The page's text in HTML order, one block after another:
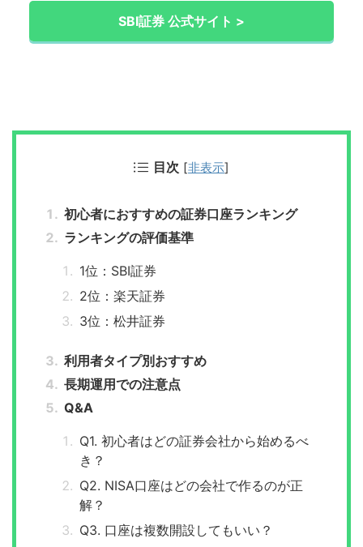
SBI証券 公式サイト >
目次 [非表示]
初心者におすすめの証券口座ランキング
ランキングの評価基準
1位：SBI証券
2位：楽天証券
3位：松井証券
利用者タイプ別おすすめ
長期運用での注意点
Q&A
Q1. 初心者はどの証券会社から始めるべ
き？
Q2. NISA口座はどの会社で作るのが正
解？
Q3. 口座は複数開設してもいい？